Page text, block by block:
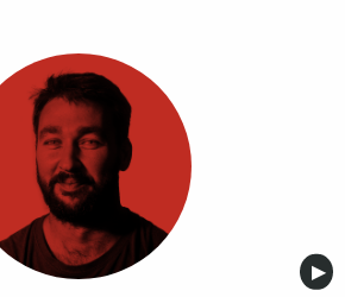
▶︎